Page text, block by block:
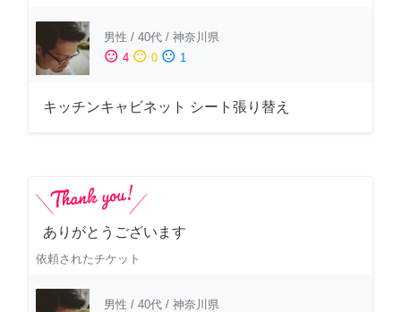
男性 / 40代 / 神奈川県
sentiment_satisfied 4 sentiment_neutral 0 sentiment_dissatisfied 1
キッチンキャビネット シート張り替え
ありがとうございます
依頼されたチケット
男性 / 40代 / 神奈川県